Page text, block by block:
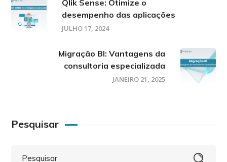
Qlik Sense: Otimize o
desempenho das aplicações
JULHO 17, 2024
Migração BI: Vantagens da
consultoria especializada
JANEIRO 21, 2025
Pesquisar